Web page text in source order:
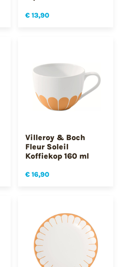
€ 13,90
Villeroy & Boch
Fleur Soleil
Koffiekop 160 ml
€ 16,90